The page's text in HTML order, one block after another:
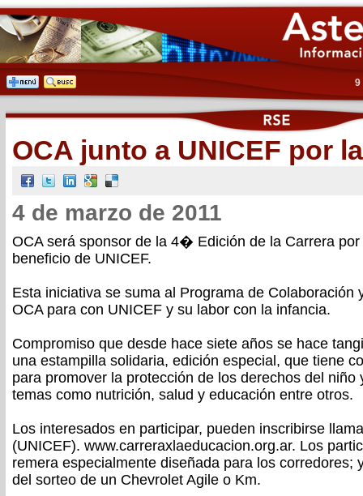
9
OCA junto a UNICEF por
4 de marzo de 2011
OCA será sponsor de la 4� Edición de la Carrera
beneficio de UNICEF.
Esta iniciativa se suma al Programa de Colaboración
OCA para con UNICEF y su labor con la infancia.
Compromiso que desde hace siete años se hace
una estampilla solidaria, edición especial, que tiene
para promover la protección de los derechos del niño
temas como nutrición, salud y educación entre otros.
Los interesados en participar, pueden inscribirse
(UNICEF). www.carreraxlaeducacion.org.ar. Los
remera especialmente diseñada para los corredores;
del sorteo de un Chevrolet Agile o Km.